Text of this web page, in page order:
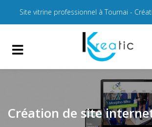
Site vitrine professionnel à Tournai -
Création de site